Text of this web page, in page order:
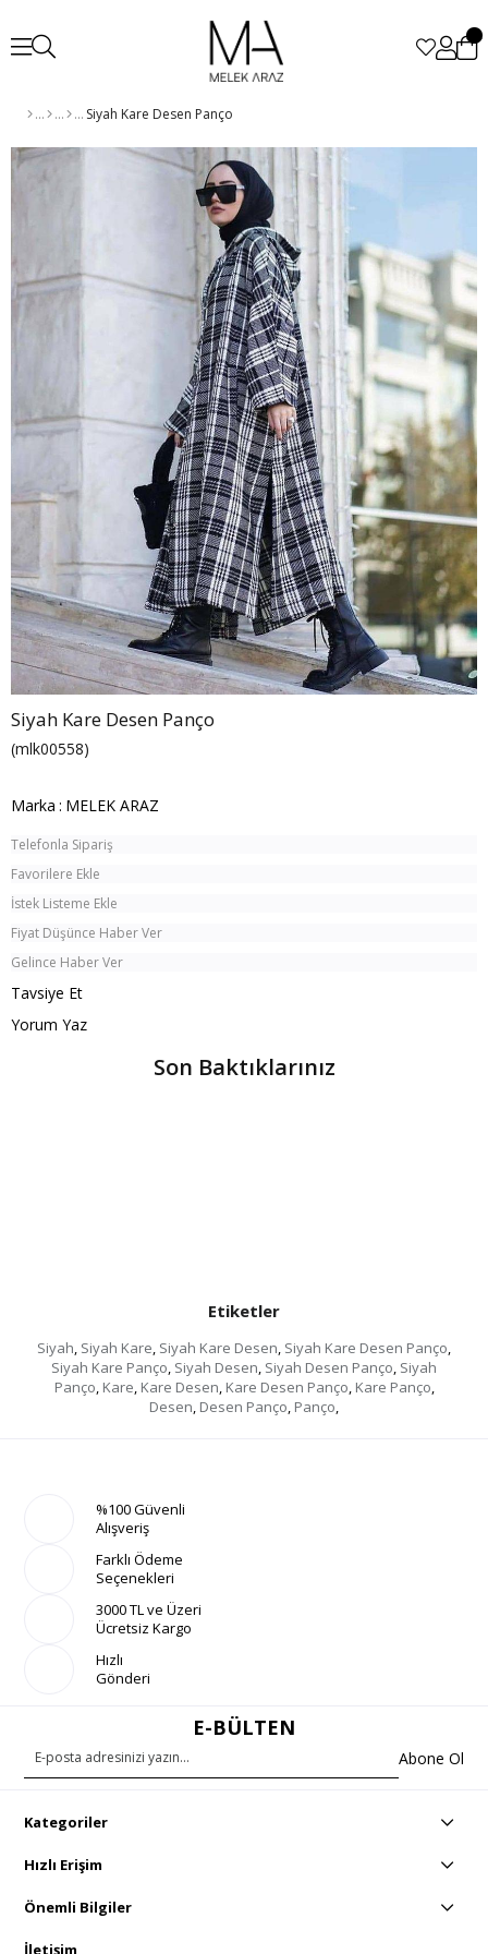
Siyah Kare Desen Panço
Siyah Kare Desen Panço
(mlk00558)
Marka : MELEK ARAZ
Telefonla Sipariş
Favorilere Ekle
İstek Listeme Ekle
Fiyat Düşünce Haber Ver
Gelince Haber Ver
Tavsiye Et
Yorum Yaz
Son Baktıklarınız
Etiketler
Siyah, Siyah Kare, Siyah Kare Desen, Siyah Kare Desen Panço,
Siyah Kare Panço, Siyah Desen, Siyah Desen Panço, Siyah
Panço, Kare, Kare Desen, Kare Desen Panço, Kare Panço,
Desen, Desen Panço, Panço,
%100 Güvenli
Alışveriş
Farklı Ödeme
Seçenekleri
3000 TL ve Üzeri
Ücretsiz Kargo
Hızlı
Gönderi
E-BÜLTEN
Abone Ol
Kategoriler
Hızlı Erişim
Önemli Bilgiler